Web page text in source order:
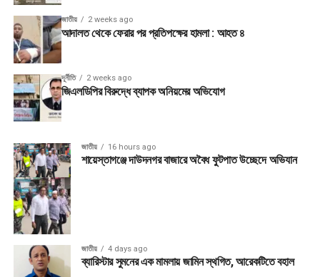
জাতীয় 2 weeks ago
আদালত থেকে ফেরার পর প্রতিপক্ষের হামলা : আহত ৪
দূর্নীতি 2 weeks ago
জিএলডিপির বিরুদ্ধে ব্যাপক অনিয়মের অভিযোগ
জাতীয় 16 hours ago
শায়েস্তাগঞ্জে দাউদনগর বাজারে অবৈধ ফুটপাত উচ্ছেদে অভিযান
জাতীয় 4 days ago
ব্যারিস্টার সুমনের এক মামলায় জামিন স্থগিত, আরেকটিতে বহাল